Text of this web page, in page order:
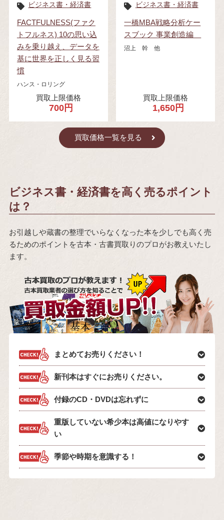
ビジネス書・経済書
FACTFULNESS(ファク
トフルネス) 10の思い込
みを乗り越え、データを
基に世界を正しく見る習
慣
ハンス・ロリング
買取上限価格
700円
ビジネス書・経済書
一橋MBA戦略分析ケー
スブック 事業創造編
沼上 幹 他
買取上限価格
1,650円
買取価格一覧を見る
ビジネス書・経済書を高く売るポイント
は？
お引越しや蔵書の整理でいらなくなった本を少しでも高く売
るためのポイントを古本・古書買取りのプロがお教えいたし
ます。
まとめてお売りください！
新刊本はすぐにお売りください。
付録のCD・DVDは忘れずに
重版していない希少本は高値になりやす
い
季節や時期を意識する！